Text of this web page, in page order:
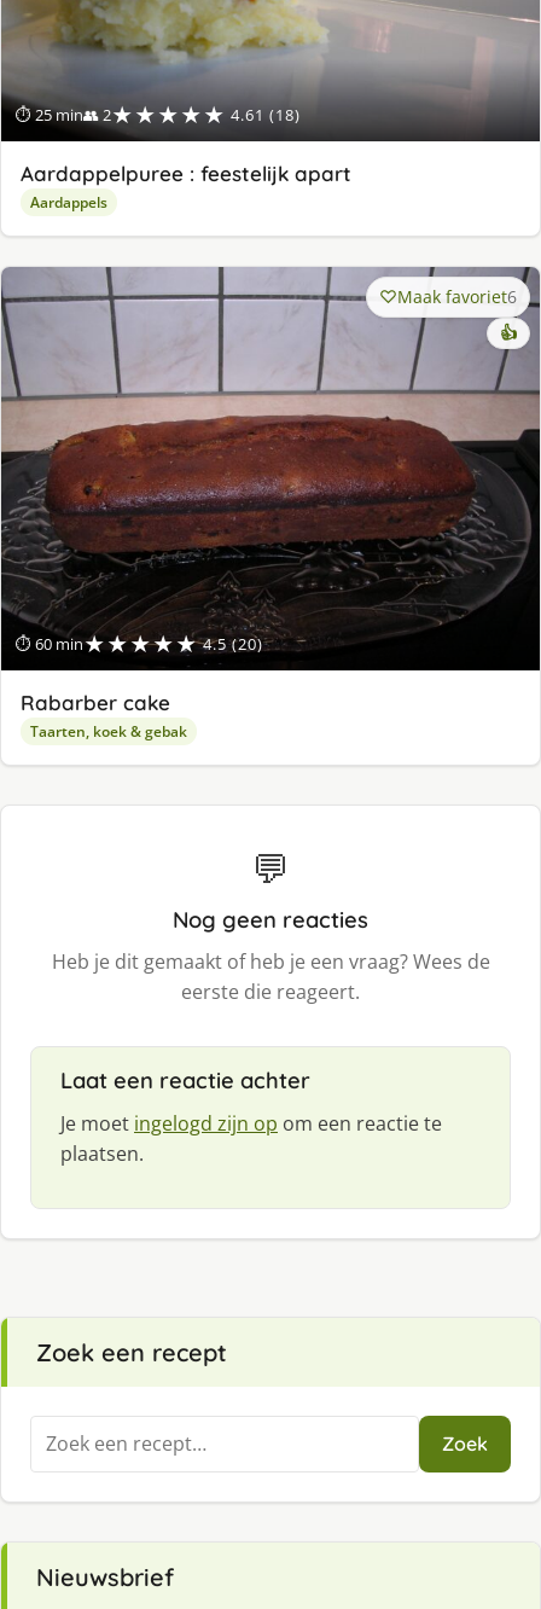
⏱ 25 min👥 2★★★★★ 4.61 (18)
Aardappelpuree : feestelijk apart
Aardappels
⏱ 60 min★★★★★ 4.5 (20)
Maak favoriet6
👍
Rabarber cake
Taarten, koek & gebak
💬
Nog geen reacties
Heb je dit gemaakt of heb je een vraag? Wees de
eerste die reageert.
Laat een reactie achter
Je moet ingelogd zijn op om een reactie te
plaatsen.
Zoek een recept
Zoeken
naar:
Zoek
Nieuwsbrief